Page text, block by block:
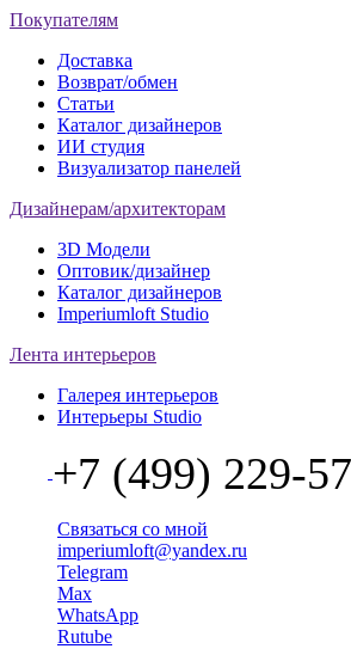
Покупателям
Доставка
Возврат/обмен
Статьи
Каталог дизайнеров
ИИ студия
Визуализатор панелей
Дизайнерам/архитекторам
3D Модели
Оптовик/дизайнер
Каталог дизайнеров
Imperiumloft Studio
Лента интерьеров
Галерея интерьеров
Интерьеры Studio
+7 (499) 229-
Связаться со мной
imperiumloft@yandex.ru
Telegram
Max
WhatsApp
Rutube